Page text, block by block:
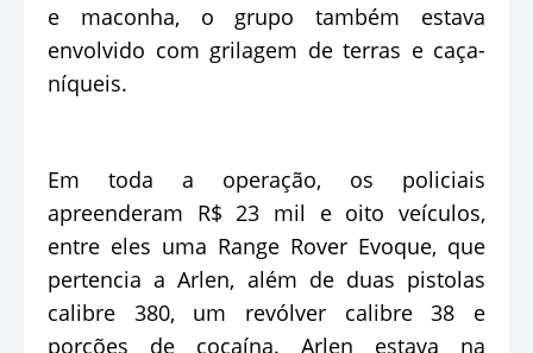
e maconha, o grupo também estava
envolvido com grilagem de terras e caça-
níqueis.
Em toda a operação, os policiais
apreenderam R$ 23 mil e oito veículos,
entre eles uma Range Rover Evoque, que
pertencia a Arlen, além de duas pistolas
calibre 380, um revólver calibre 38 e
porções de cocaína. Arlen estava na